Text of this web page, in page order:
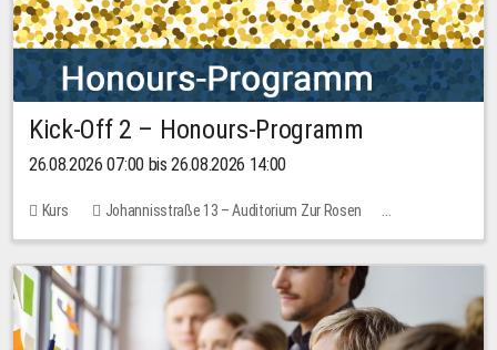
Kick-Off 2 – Honours-Programm
26.08.2026 07:00 bis 26.08.2026 14:00
Kurs
Johannisstraße 13 – Auditorium Zur Rosen
Keine freien Plätze